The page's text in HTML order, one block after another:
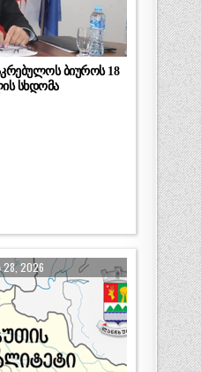
ბიუროს 18
სხდომა
2026